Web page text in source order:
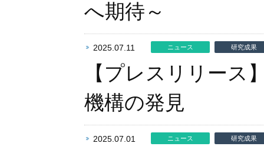
へ期待～
2025.07.11 ニュース 研究成果
【プレスリリース
機構の発見
2025.07.01 ニュース 研究成果